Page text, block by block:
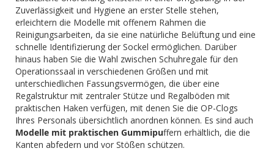
Zuverlässigkeit und Hygiene an erster Stelle stehen,
erleichtern die Modelle mit offenem Rahmen die
Reinigungsarbeiten, da sie eine natürliche Belüftung und eine
schnelle Identifizierung der Sockel ermöglichen. Darüber
hinaus haben Sie die Wahl zwischen Schuhregale für den
Operationssaal in verschiedenen Größen und mit
unterschiedlichen Fassungsvermögen, die über eine
Regalstruktur mit zentraler Stütze und Regalböden mit
praktischen Haken verfügen, mit denen Sie die OP-Clogs
Ihres Personals übersichtlich anordnen können. Es sind auch
Modelle mit praktischen Gummipuffern erhältlich, die die
Kanten abfedern und vor Stößen schützen.